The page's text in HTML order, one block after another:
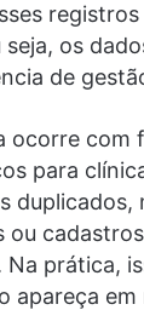
os
de
ocorre com
para
duplicados,
ou
Na prática,
apareça